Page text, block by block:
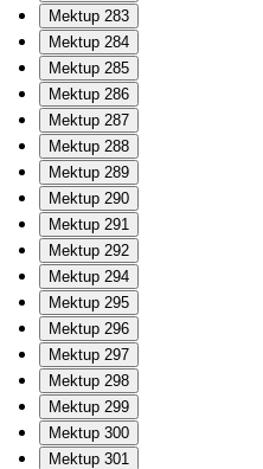
Mektup 283
Mektup 284
Mektup 285
Mektup 286
Mektup 287
Mektup 288
Mektup 289
Mektup 290
Mektup 291
Mektup 292
Mektup 294
Mektup 295
Mektup 296
Mektup 297
Mektup 298
Mektup 299
Mektup 300
Mektup 301